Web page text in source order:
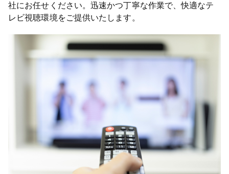
社にお任せください。迅速かつ丁寧な作業で、快適なテ
レビ視聴環境をご提供いたします。